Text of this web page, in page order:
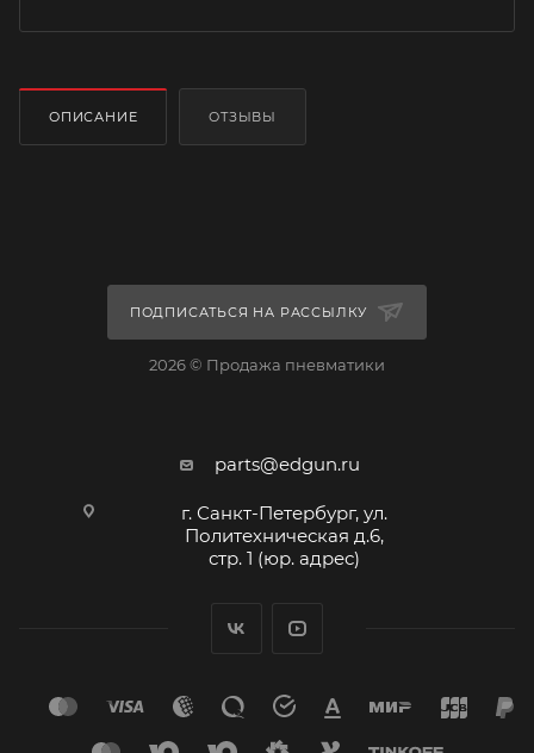
ОПИСАНИЕ ОТЗЫВЫ
ПОДПИСАТЬСЯ НА РАССЫЛКУ
2026 © Продажа пневматики
parts@edgun.ru
г. Санкт-Петербург, ул.
Политехническая д.6,
стр. 1 (юр. адрес)